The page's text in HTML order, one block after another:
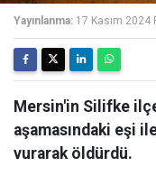
Yayınlanma: 17 Kasım 2024
Mersin'in Silifke
aşamasındaki eşi
vurarak öldürdü.